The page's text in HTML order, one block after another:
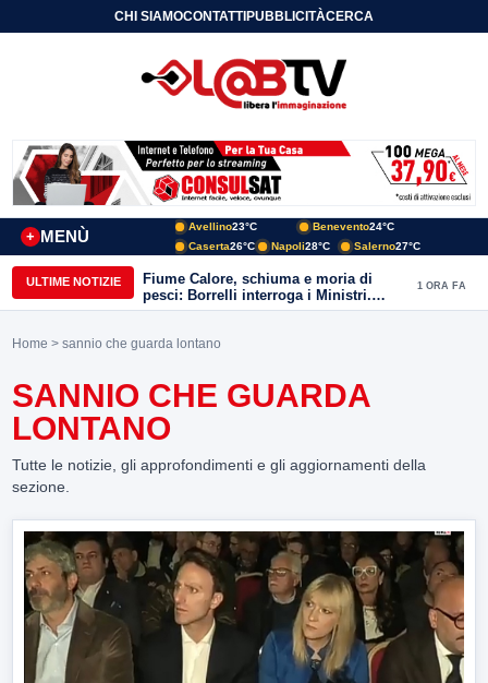
CHI SIAMOCONTATTIPUBBLICITÀCERCA
MENÙ
+
Avellino23°C Benevento24°C
Caserta26°C Napoli28°C Salerno27°C
ULTIME NOTIZIE
Fiume Calore, schiuma e moria di
pesci: Borrelli interroga i Ministri.
“Benevento paga l’assenza del
1 ORA FA
Home > sannio che guarda lontano
SANNIO CHE GUARDA
LONTANO
Tutte le notizie, gli approfondimenti e gli aggiornamenti della
sezione.